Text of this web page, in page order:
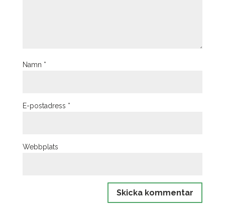
Namn *
E-postadress *
Webbplats